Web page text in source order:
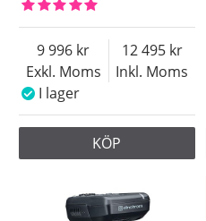
Exkl. Moms
9 996
Inkl. Moms
12 495
I lager
KÖP